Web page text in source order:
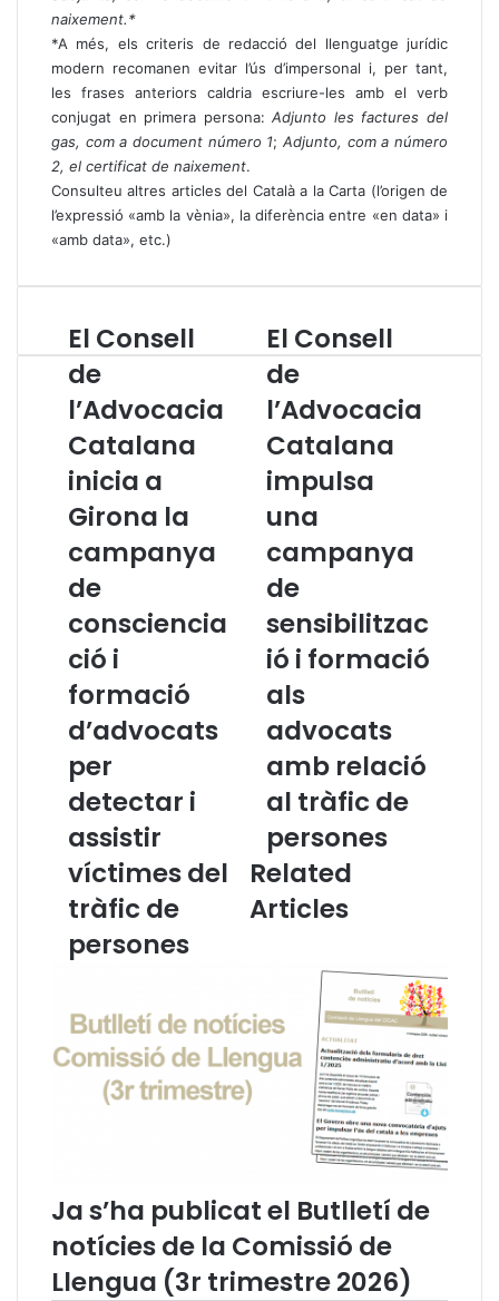
naixement.*
*A més, els criteris de redacció del llenguatge jurídic
modern recomanen evitar l’ús d’impersonal i, per tant,
les frases anteriors caldria escriure-les amb el verb
conjugat en primera persona:Adjunto les factures del
gas, com a document número 1;Adjunto, com a número
2, el certificat de naixement.
Consulteu altres articles del Català a la Carta (l’origen de
l’expressió «amb la vènia», la diferència entre «en data» i
«amb data», etc.)
E
l
C
o
s
e
l
l
e
l
A
d
v
o
c
c
i
C
a
a
l
a
a
i
n
i
r
n
El Consell
de
l’Advocacia
Catalana
inicia a
Girona la
campanya
de
consciencia
ció i
formació
d’advocats
per
detectar i
assistir
víctimes del
tràfic de
persones
E
l
C
o
s
e
l
l
e
l
A
d
o
c
c
i
C
a
a
i
m
n
a
a
El Consell
de
l’Advocacia
Catalana
impulsa
una
campanya
de
sensibilitzac
ió i formació
als
advocats
amb relació
al tràfic de
persones
Related
Articles
Ja s’ha publicat el Butlletí de
notícies de la Comissió de
Llengua (3r trimestre 2026)